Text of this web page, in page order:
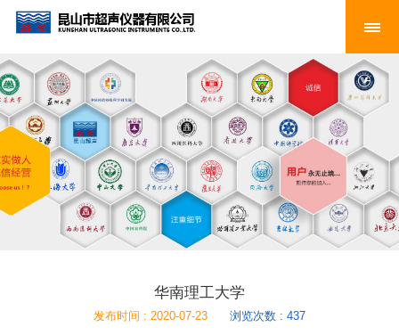
华南理工大学
发布时间 : 2020-07-23 浏览次数 : 437